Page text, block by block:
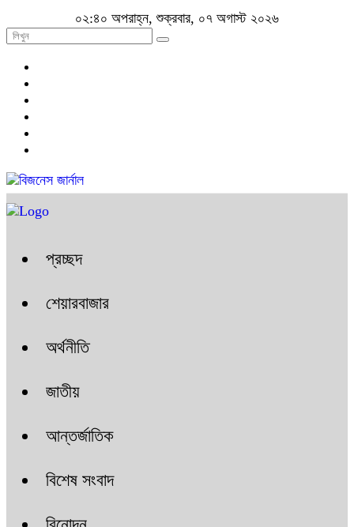
০২:৪০ অপরাহ্ন, শুক্রবার, ০৭ অগাস্ট ২০২৬
প্রচ্ছদ
শেয়ারবাজার
অর্থনীতি
জাতীয়
আন্তর্জাতিক
বিশেষ সংবাদ